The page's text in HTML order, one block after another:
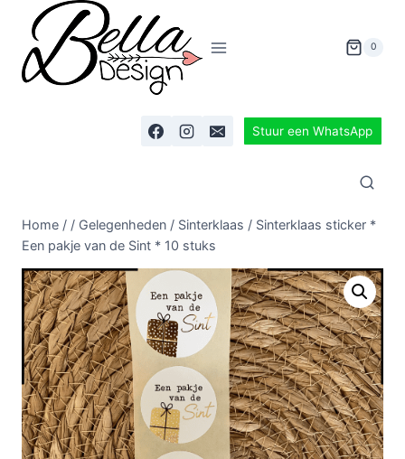
0
Stuur een WhatsApp
Home / / Gelegenheden / Sinterklaas / Sinterklaas sticker *
Een pakje van de Sint * 10 stuks